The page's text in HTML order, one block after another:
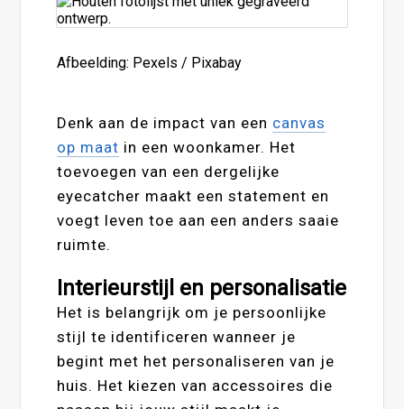
Afbeelding: Pexels / Pixabay
Denk aan de impact van een canvas
op maat in een woonkamer. Het
toevoegen van een dergelijke
eyecatcher maakt een statement en
voegt leven toe aan een anders saaie
ruimte.
Interieurstijl en personalisatie
Het is belangrijk om je persoonlijke
stijl te identificeren wanneer je
begint met het personaliseren van je
huis. Het kiezen van accessoires die